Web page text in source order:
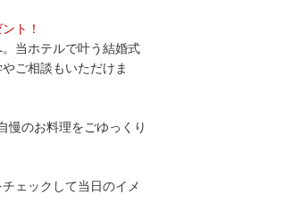
ト！
当ホテルで叶う結婚式
ご相談もいただけま
慢のお料理をごゆっくり
ェックして当日のイメ